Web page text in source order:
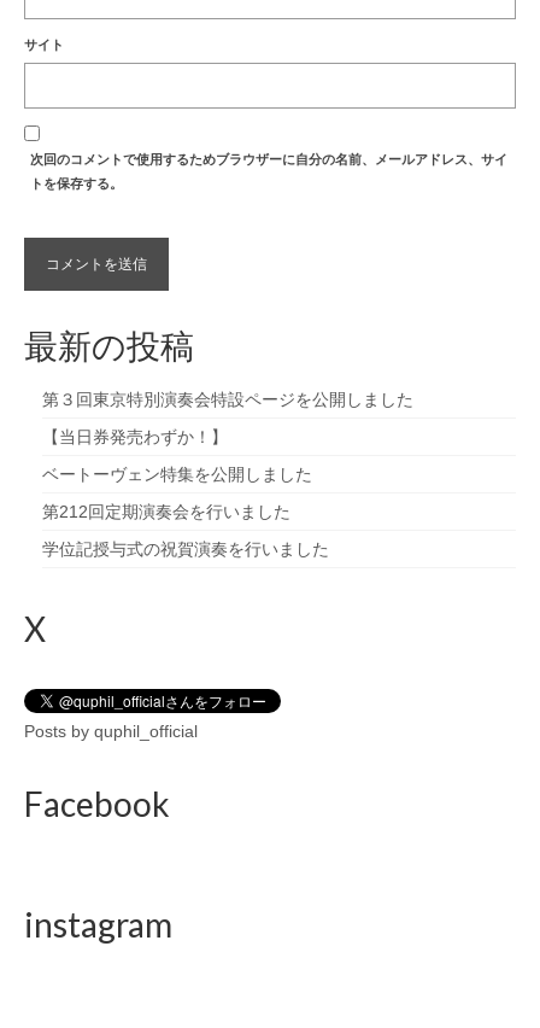
サイト
次回のコメントで使用するためブラウザーに自分の名前、メールアドレス、サイ
トを保存する。
最新の投稿
第３回東京特別演奏会特設ページを公開しました
【当日券発売わずか！】
ベートーヴェン特集を公開しました
第212回定期演奏会を行いました
学位記授与式の祝賀演奏を行いました
X
Posts by quphil_official
Facebook
instagram